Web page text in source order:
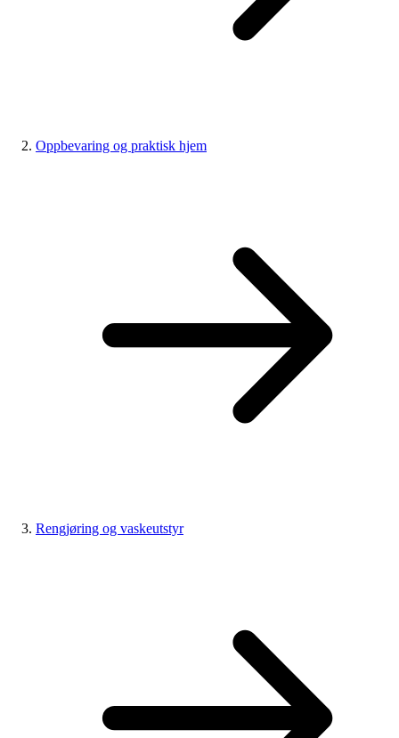
Oppbevaring og praktisk hjem
Rengjøring og vaskeutstyr